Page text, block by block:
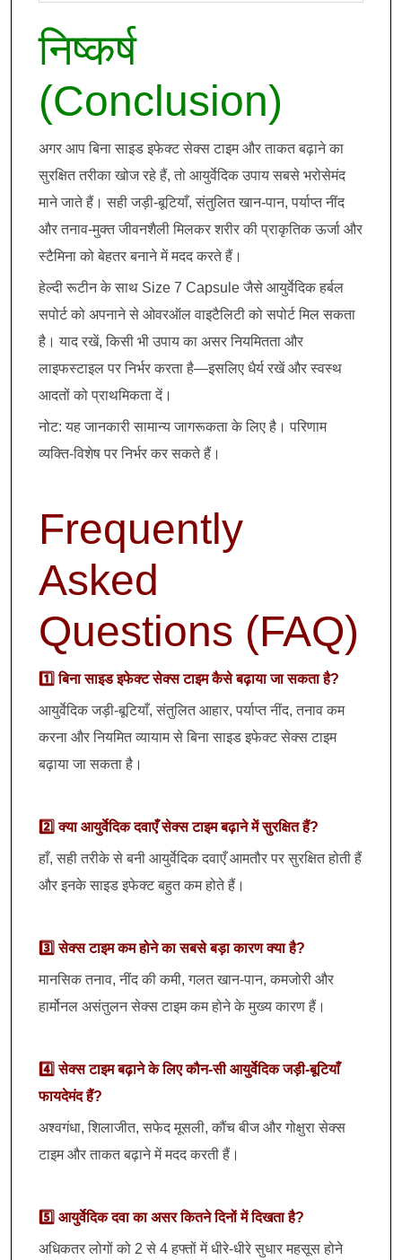
निष्कर्ष
(Conclusion)
अगर आप बिना साइड इफेक्ट सेक्स टाइम और ताकत बढ़ाने का
सुरक्षित तरीका खोज रहे हैं, तो आयुर्वेदिक उपाय सबसे भरोसेमंद
माने जाते हैं। सही जड़ी-बूटियाँ, संतुलित खान-पान, पर्याप्त नींद
और तनाव-मुक्त जीवनशैली मिलकर शरीर की प्राकृतिक ऊर्जा और
स्टैमिना को बेहतर बनाने में मदद करते हैं।
हेल्दी रूटीन के साथ Size 7 Capsule जैसे आयुर्वेदिक हर्बल
सपोर्ट को अपनाने से ओवरऑल वाइटैलिटी को सपोर्ट मिल सकता
है। याद रखें, किसी भी उपाय का असर नियमितता और
लाइफस्टाइल पर निर्भर करता है—इसलिए धैर्य रखें और स्वस्थ
आदतों को प्राथमिकता दें।
नोट: यह जानकारी सामान्य जागरूकता के लिए है। परिणाम
व्यक्ति-विशेष पर निर्भर कर सकते हैं।
Frequently
Asked
Questions (FAQ)
1️⃣ बिना साइड इफेक्ट सेक्स टाइम कैसे बढ़ाया जा सकता है?
आयुर्वेदिक जड़ी-बूटियाँ, संतुलित आहार, पर्याप्त नींद, तनाव कम
करना और नियमित व्यायाम से बिना साइड इफेक्ट सेक्स टाइम
बढ़ाया जा सकता है।
2️⃣ क्या आयुर्वेदिक दवाएँ सेक्स टाइम बढ़ाने में सुरक्षित हैं?
हाँ, सही तरीके से बनी आयुर्वेदिक दवाएँ आमतौर पर सुरक्षित होती हैं
और इनके साइड इफेक्ट बहुत कम होते हैं।
3️⃣ सेक्स टाइम कम होने का सबसे बड़ा कारण क्या है?
मानसिक तनाव, नींद की कमी, गलत खान-पान, कमजोरी और
हार्मोनल असंतुलन सेक्स टाइम कम होने के मुख्य कारण हैं।
4️⃣ सेक्स टाइम बढ़ाने के लिए कौन-सी आयुर्वेदिक जड़ी-बूटियाँ
फायदेमंद हैं?
अश्वगंधा, शिलाजीत, सफेद मूसली, कौंच बीज और गोक्षुरा सेक्स
टाइम और ताकत बढ़ाने में मदद करती हैं।
5️⃣ आयुर्वेदिक दवा का असर कितने दिनों में दिखता है?
अधिकतर लोगों को 2 से 4 हफ्तों में धीरे-धीरे सुधार महसूस होने